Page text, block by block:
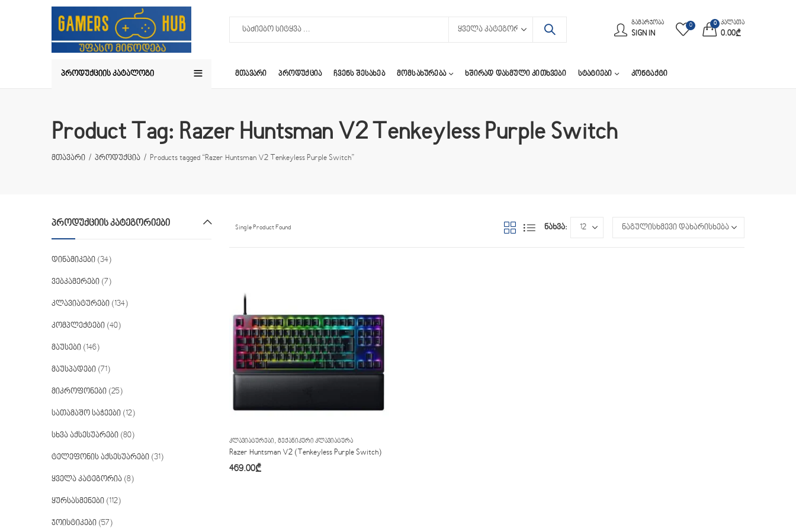
ᲒᲐᲛᲐᲠᲯᲝᲑᲐ
SIGN IN
0 0 კალათა
0.00₾
ᲞᲠᲝᲓᲣᲥᲪᲘᲘᲡ ᲙᲐᲢᲐᲚᲝᲒᲘ ᲛᲗᲐᲕᲐᲠᲘ ᲞᲠᲝᲓᲣᲥᲪᲘᲐ ᲩᲕᲔᲜᲡ ᲨᲔᲡᲐᲮᲔᲑ ᲛᲝᲛᲡᲐᲮᲣᲠᲔᲑᲐ ᲮᲨᲘᲠᲐᲓ ᲓᲐᲡᲛᲣᲚᲘ ᲙᲘᲗᲮᲕᲔᲑᲘ ᲡᲢᲐᲢᲘᲔᲑᲘ ᲙᲝᲜᲢᲐᲥᲢᲘ
Product Tag: Razer Huntsman V2 Tenkeyless Purple Switch
მთავარი პროდუქცია Products tagged “Razer Huntsman V2 Tenkeyless Purple Switch”
Single Product Found ნახვა:
ᲙᲚᲐᲕᲘᲐᲢᲣᲠᲔᲑᲘ, ᲛᲔᲥᲐᲜᲘᲙᲣᲠᲘ ᲙᲚᲐᲕᲘᲐᲢᲣᲠᲐ
Razer Huntsman V2 (Tenkeyless Purple Switch)
469.00₾
ᲞᲠᲝᲓᲣᲥᲪᲘᲘᲡ ᲙᲐᲢᲔᲒᲝᲠᲘᲔᲑᲘ
დინამიკები (34)
ვებკამერები (7)
კლავიატურები (134)
კომპლექტები (40)
მაუსები (146)
მაუსპადები (71)
მიკროფონები (25)
სათამაშო საჭეები (12)
სხვა აქსესუარები (80)
ტელეფონის აქსესუარები (31)
ყველა კატეგორია (8)
ყურსასმენები (112)
ჯოისტიკები (57)